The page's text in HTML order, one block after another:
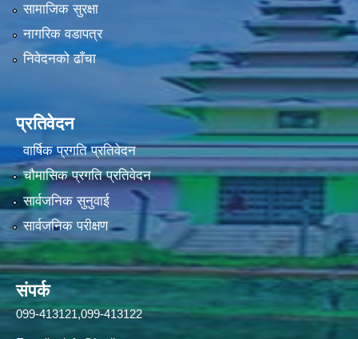
सामाजिक सुरक्षा
नागरिक वडापत्र
निवेदनको ढाँचा
प्रतिवेदन
वार्षिक प्रगति प्रतिवेदन
चौमासिक प्रगति प्रतिवेदन
सार्वजनिक सुनुवाई
सार्वजनिक परीक्षण
संपर्क
099-413121,099-413122